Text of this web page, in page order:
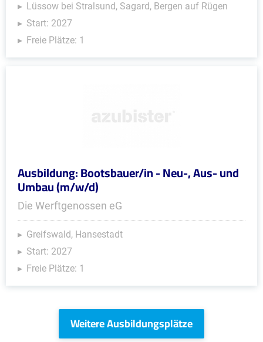
Lüssow bei Stralsund, Sagard, Bergen auf Rügen
Start: 2027
Freie Plätze: 1
Ausbildung: Bootsbauer/in - Neu-, Aus- und
Umbau (m/w/d)
Die Werftgenossen eG
Greifswald, Hansestadt
Start: 2027
Freie Plätze: 1
Weitere Ausbildungsplätze